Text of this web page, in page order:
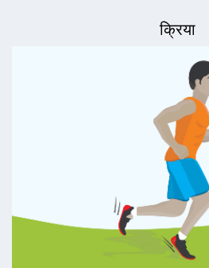
क्रिया